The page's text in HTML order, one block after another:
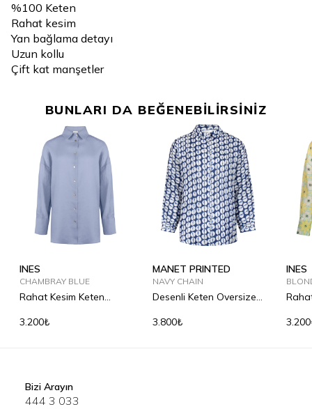
%100 Keten
Rahat kesim
Yan bağlama detayı
Uzun kollu
Çift kat manşetler
BUNLARI DA BEĞENEBİLİRSİNİZ
INES
CHAMBRAY BLUE
Rahat Kesim Keten
3.200₺
MANET PRINTED
NAVY CHAIN
Desenli Keten Oversize
3.800₺
INES
Bizi Arayın
444 3 033